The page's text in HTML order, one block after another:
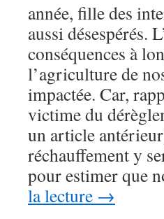
année, fille des
aussi désespérés.
conséquences à
l’agriculture de
impactée. Car,
victime du
un article
réchauffement y
pour estimer que
la lecture →